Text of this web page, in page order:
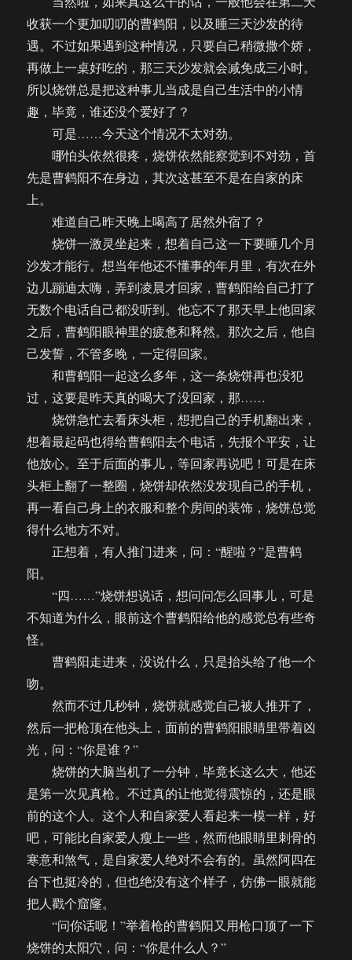
收获一个更加叨叨的曹鹤阳，以及睡三天沙发的待
遇。不过如果遇到这种情况，只要自己稍微撒个娇，
再做上一桌好吃的，那三天沙发就会减免成三小时。
所以烧饼总是把这种事儿当成是自己生活中的小情
趣，毕竟，谁还没个爱好了？
可是……今天这个情况不太对劲。
哪怕头依然很疼，烧饼依然能察觉到不对劲，首
先是曹鹤阳不在身边，其次这甚至不是在自家的床
上。
难道自己昨天晚上喝高了居然外宿了？
烧饼一激灵坐起来，想着自己这一下要睡几个月
沙发才能行。想当年他还不懂事的年月里，有次在外
边儿蹦迪太嗨，弄到凌晨才回家，曹鹤阳给自己打了
无数个电话自己都没听到。他忘不了那天早上他回家
之后，曹鹤阳眼神里的疲惫和释然。那次之后，他自
己发誓，不管多晚，一定得回家。
和曹鹤阳一起这么多年，这一条烧饼再也没犯
过，这要是昨天真的喝大了没回家，那……
烧饼急忙去看床头柜，想把自己的手机翻出来，
想着最起码也得给曹鹤阳去个电话，先报个平安，让
他放心。至于后面的事儿，等回家再说吧！可是在床
头柜上翻了一整圈，烧饼却依然没发现自己的手机，
再一看自己身上的衣服和整个房间的装饰，烧饼总觉
得什么地方不对。
正想着，有人推门进来，问：“醒啦？”是曹鹤
阳。
“四……”烧饼想说话，想问问怎么回事儿，可是
不知道为什么，眼前这个曹鹤阳给他的感觉总有些奇
怪。
曹鹤阳走进来，没说什么，只是抬头给了他一个
吻。
然而不过几秒钟，烧饼就感觉自己被人推开了，
然后一把枪顶在他头上，面前的曹鹤阳眼睛里带着凶
光，问：“你是谁？”
烧饼的大脑当机了一分钟，毕竟长这么大，他还
是第一次见真枪。不过真的让他觉得震惊的，还是眼
前的这个人。这个人和自家爱人看起来一模一样，好
吧，可能比自家爱人瘦上一些，然而他眼睛里刺骨的
寒意和煞气，是自家爱人绝对不会有的。虽然阿四在
台下也挺冷的，但也绝没有这个样子，仿佛一眼就能
把人戳个窟窿。
“问你话呢！”举着枪的曹鹤阳又用枪口顶了一下
烧饼的太阳穴，问：“你是什么人？”